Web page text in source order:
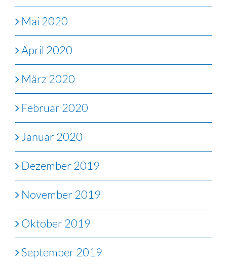
Mai 2020
April 2020
März 2020
Februar 2020
Januar 2020
Dezember 2019
November 2019
Oktober 2019
September 2019